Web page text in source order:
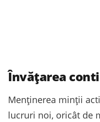
Învățarea
Menținerea minții
lucruri noi, oricât de